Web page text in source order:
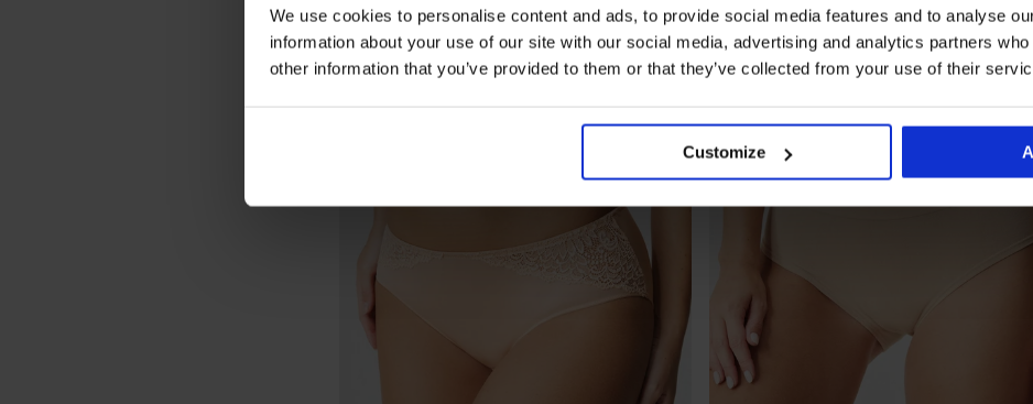
We use cookies to personalise content and ads, to provide social media features and to analyse
information about your use of our site with our social media, advertising and analytics partners
other information that you’ve provided to them or that they’ve collected from your use of their
Customize